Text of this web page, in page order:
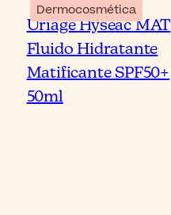
Dermocosmética
Uriage Hyséac MAT
Fluido Hidratante
Matificante SPF50+
50ml